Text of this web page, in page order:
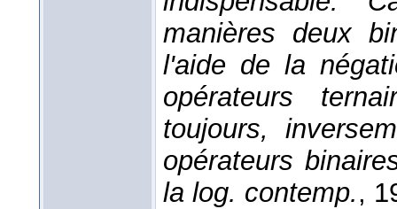
manières deux
l'aide de la
opérateurs
toujours,
opérateurs
la log. contemp.,